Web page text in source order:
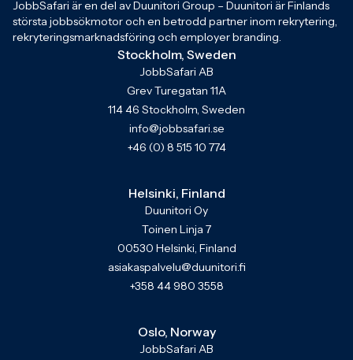
JobbSafari är en del av Duunitori Group – Duunitori är Finlands
största jobbsökmotor och en betrodd partner inom rekrytering,
rekryteringsmarknadsföring och employer branding.
Stockholm, Sweden
JobbSafari AB
Grev Turegatan 11A
114 46 Stockholm, Sweden
info@jobbsafari.se
+46 (0) 8 515 10 774
Helsinki, Finland
Duunitori Oy
Toinen Linja 7
00530 Helsinki, Finland
asiakaspalvelu@duunitori.fi
+358 44 980 3558
Oslo, Norway
JobbSafari AB